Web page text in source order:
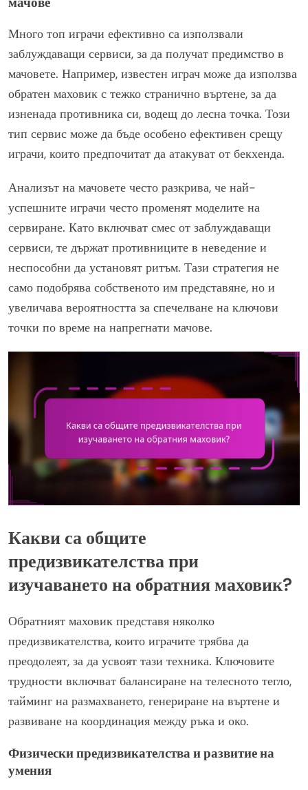
Много топ играчи ефективно са използвали
заблуждаващи сервиси, за да получат предимство в
мачовете. Например, известен играч може да използва
обратен маховик с тежко странично въртене, за да
изненада противника си, водещ до лесна точка. Този
тип сервис може да бъде особено ефективен срещу
играчи, които предпочитат да атакуват от бекхенда.
Анализът на мачовете често разкрива, че най-
успешните играчи често променят моделите на
сервиране. Като включват смес от заблуждаващи
сервиси, те държат противниците в неведение и
неспособни да установят ритъм. Тази стратегия не
само подобрява собственото им представяне, но и
увеличава вероятността за спечелване на ключови
точки по време на напрегнати мачове.
Какви са общите
предизвикателства при
изучаването на обратния маховик?
Обратният маховик представя няколко
предизвикателства, които играчите трябва да
преодолеят, за да усвоят тази техника. Ключовите
трудности включват балансиране на телесното тегло,
тайминг на размахването, генериране на въртене и
развиване на координация между ръка и око.
Физически предизвикателства и развитие на
умения